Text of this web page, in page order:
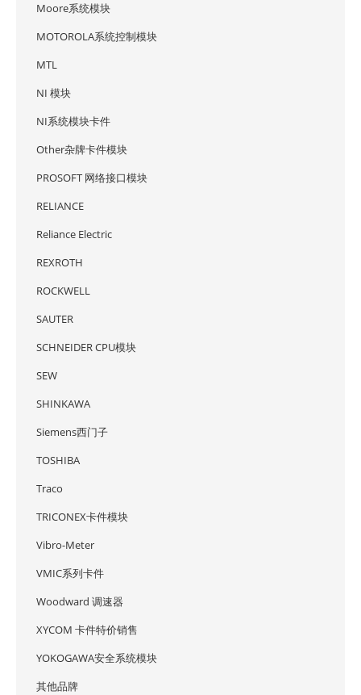
Moore系统模块
MOTOROLA系统控制模块
MTL
NI 模块
NI系统模块卡件
Other杂牌卡件模块
PROSOFT 网络接口模块
RELIANCE
Reliance Electric
REXROTH
ROCKWELL
SAUTER
SCHNEIDER CPU模块
SEW
SHINKAWA
Siemens西门子
TOSHIBA
Traco
TRICONEX卡件模块
Vibro-Meter
VMIC系列卡件
Woodward 调速器
XYCOM 卡件特价销售
YOKOGAWA安全系统模块
其他品牌